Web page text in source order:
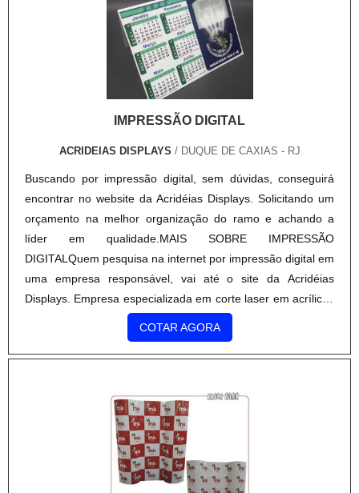
IMPRESSÃO DIGITAL
ACRIDEIAS DISPLAYS / DUQUE DE CAXIAS - RJ
Buscando por impressão digital, sem dúvidas, conseguirá
encontrar no website da Acridéias Displays. Solicitando um
orçamento na melhor organização do ramo e achando a
líder em qualidade.MAIS SOBRE IMPRESSÃO
DIGITALQuem pesquisa na internet por impressão digital em
uma empresa responsável, vai até o site da Acridéias
Displays. Empresa especializada em corte laser em acrílicos
e barreira acrílica, oferecendo sempre a melhor opção para
o cliente final.Discorrendo ainda sobre impressão digital, na
essência da companhia, a mesma deve prezar pelos
detalhes primordiais que são deixados de lado por muitas
organizações que não focam na fidelização do cliente.É
importante lembrar que o produto deve sempre ser
adquirido com empresas especializadas no segmento. Esse
tipo de cuidado ajuda a garantir a qualidade e durabilidade
COTAR AGORA